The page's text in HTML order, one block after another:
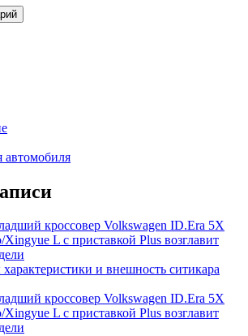
автомобиля
кроссовер Volkswagen ID.Era 5X
L с приставкой Plus возглавит
характеристики и внешность ситикара
кроссовер Volkswagen ID.Era 5X
L с приставкой Plus возглавит